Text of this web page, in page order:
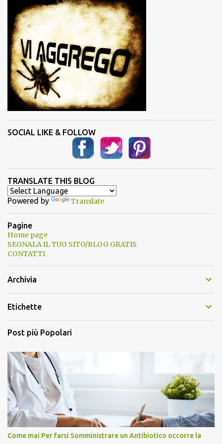
SOCIAL LIKE & FOLLOW
TRANSLATE THIS BLOG
Powered by Translate
Pagine
Home page
SEGNALA IL TUO SITO/BLOG GRATIS
CONTATTI
Archivia
Etichette
Post più Popolari
Come mai Per farsi Somministrare un Antibiotico occorre la